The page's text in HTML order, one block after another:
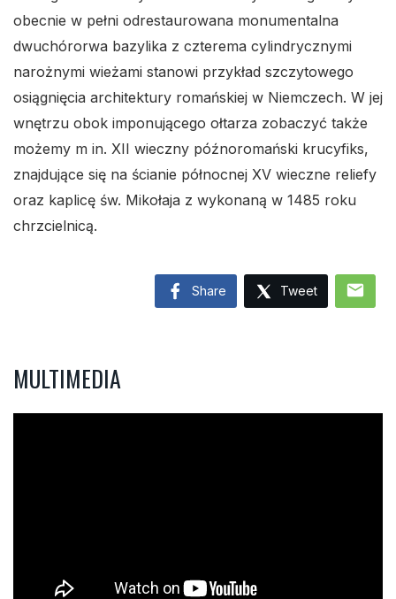
obecnie w pełni odrestaurowana monumentalna
dwuchórorwa bazylika z czterema cylindrycznymi
narożnymi wieżami stanowi przykład szczytowego
osiągnięcia architektury romańskiej w Niemczech. W jej
wnętrzu obok imponującego ołtarza zobaczyć także
możemy m in. XII wieczny późnoromański krucyfiks,
znajdujące się na ścianie północnej XV wieczne reliefy
oraz kaplicę św. Mikołaja z wykonaną w 1485 roku
chrzcielnicą.
Share Tweet mail
MULTIMEDIA